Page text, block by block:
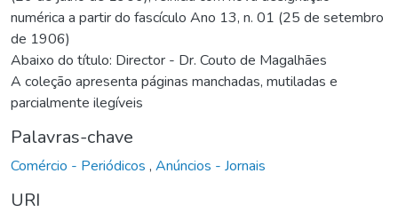
numérica a partir do fascículo Ano 13, n. 01 (25 de setembro
de 1906)
Abaixo do título: Director - Dr. Couto de Magalhães
A coleção apresenta páginas manchadas, mutiladas e
parcialmente ilegíveis
Palavras-chave
Comércio - Periódicos , Anúncios - Jornais
URI